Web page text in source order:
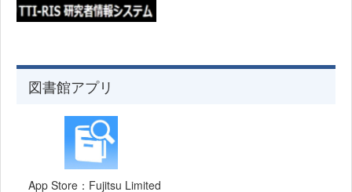
図書館アプリ
App Store：Fujitsu Limited